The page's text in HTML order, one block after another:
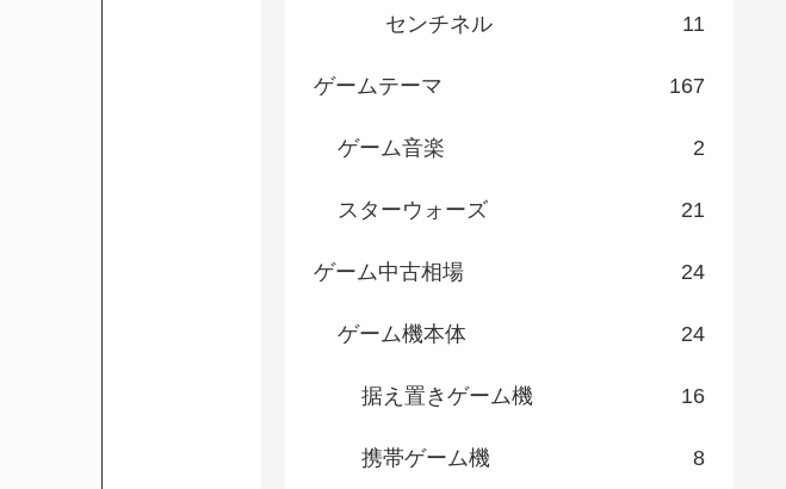
センチネル 11
ゲームテーマ 167
ゲーム音楽 2
スターウォーズ 21
ゲーム中古相場 24
ゲーム機本体 24
据え置きゲーム機 16
携帯ゲーム機 8